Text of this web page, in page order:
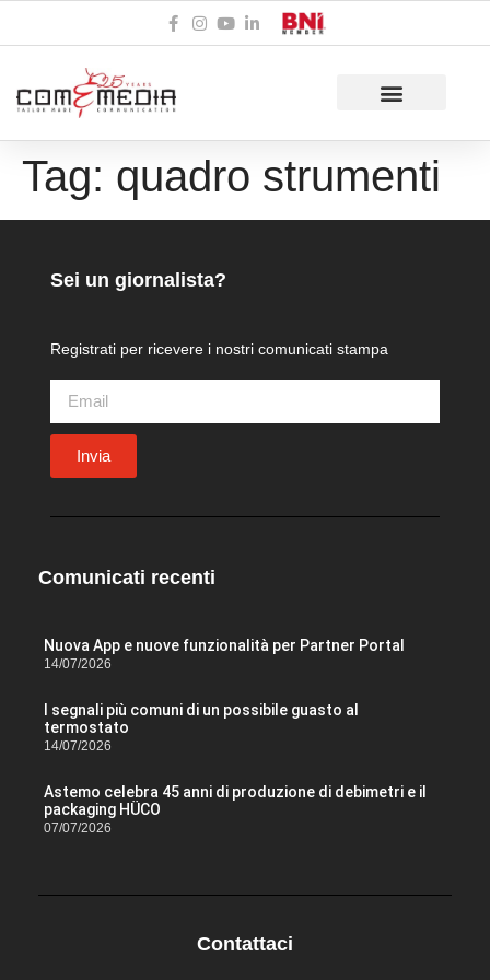
Tag: quadro strumenti
Sei un giornalista?
Registrati per ricevere i nostri comunicati stampa
Invia
Comunicati recenti
Nuova App e nuove funzionalità per Partner Portal
14/07/2026
I segnali più comuni di un possibile guasto al
termostato
14/07/2026
Astemo celebra 45 anni di produzione di debimetri e il
packaging HÜCO
07/07/2026
Contattaci